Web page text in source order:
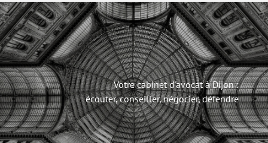
Votre cabinet d'avocat à Dijon :
écouter, conseiller, négocier, défendre